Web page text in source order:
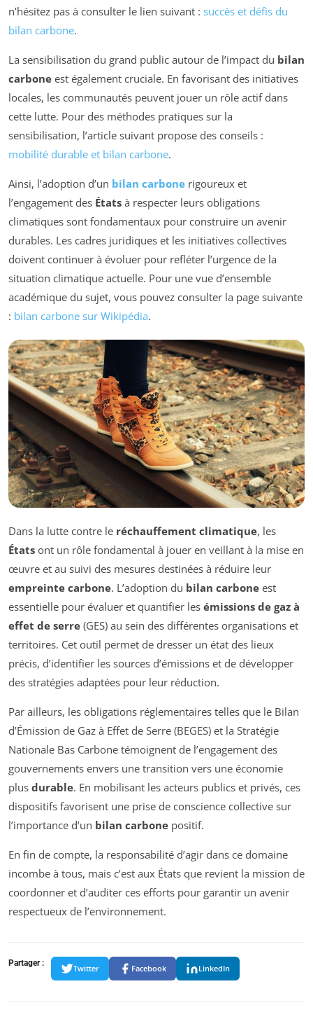
n’hésitez pas à consulter le lien suivant : succès et défis du
bilan carbone.
La sensibilisation du grand public autour de l’impact du bilan
carbone est également cruciale. En favorisant des initiatives
locales, les communautés peuvent jouer un rôle actif dans
cette lutte. Pour des méthodes pratiques sur la
sensibilisation, l’article suivant propose des conseils :
mobilité durable et bilan carbone.
Ainsi, l’adoption d’un bilan carbone rigoureux et
l’engagement des États à respecter leurs obligations
climatiques sont fondamentaux pour construire un avenir
durables. Les cadres juridiques et les initiatives collectives
doivent continuer à évoluer pour refléter l’urgence de la
situation climatique actuelle. Pour une vue d’ensemble
académique du sujet, vous pouvez consulter la page suivante
: bilan carbone sur Wikipédia.
Dans la lutte contre le réchauffement climatique, les
États ont un rôle fondamental à jouer en veillant à la mise en
œuvre et au suivi des mesures destinées à réduire leur
empreinte carbone. L’adoption du bilan carbone est
essentielle pour évaluer et quantifier les émissions de gaz à
effet de serre (GES) au sein des différentes organisations et
territoires. Cet outil permet de dresser un état des lieux
précis, d’identifier les sources d’émissions et de développer
des stratégies adaptées pour leur réduction.
Par ailleurs, les obligations réglementaires telles que le Bilan
d’Émission de Gaz à Effet de Serre (BEGES) et la Stratégie
Nationale Bas Carbone témoignent de l’engagement des
gouvernements envers une transition vers une économie
plus durable. En mobilisant les acteurs publics et privés, ces
dispositifs favorisent une prise de conscience collective sur
l’importance d’un bilan carbone positif.
En fin de compte, la responsabilité d’agir dans ce domaine
incombe à tous, mais c’est aux États que revient la mission de
coordonner et d’auditer ces efforts pour garantir un avenir
respectueux de l’environnement.
Partager :
Twitter Facebook LinkedIn